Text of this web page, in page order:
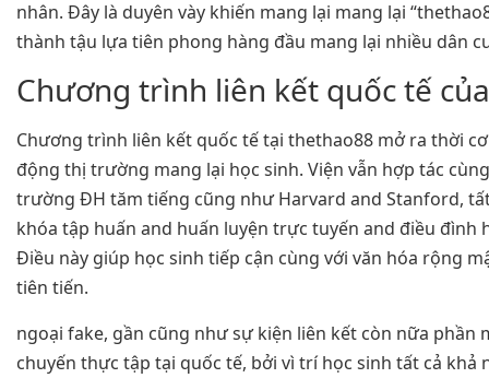
nhân. Đây là duyên vày khiến mang lại mang lại
thành tậu lựa tiên phong hàng đầu mang lại nhiều dân
Chương trình liên kết quốc tế
Chương trình liên kết quốc tế tại thethao88 mở ra thời
động thị trường mang lại học sinh. Viện vẫn hợp tác
trường ĐH tăm tiếng cũng như Harvard and Stanford,
khóa tập huấn and huấn luyện trực tuyến and điều đình
Điều này giúp học sinh tiếp cận cùng với văn hóa rộng
tiên tiến.
ngoại fake, gần cũng như sự kiện liên kết còn nữa phần
chuyến thực tập tại quốc tế, bởi vì trí học sinh tất cả khả